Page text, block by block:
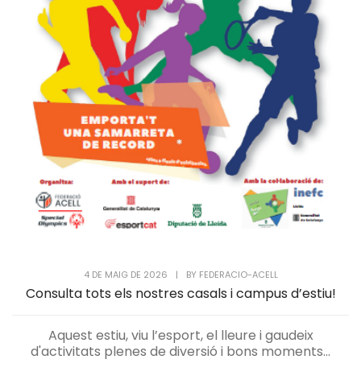
4 DE MAIG DE 2026 | BY FEDERACIO-ACELL
Consulta tots els nostres casals i campus d’estiu!
Aquest estiu, viu l’esport, el lleure i gaudeix
d'activitats plenes de diversió i bons moments...